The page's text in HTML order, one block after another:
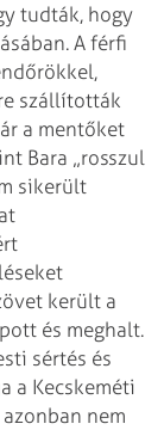
tudták, hogy
A férfi
szállították
a mentőket
Bara „rosszul
sikerült
került a
és meghalt.
sértés és
a Kecskeméti
nem